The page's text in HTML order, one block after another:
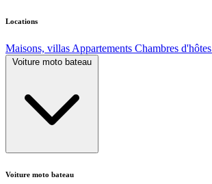
Locations
Maisons, villas Appartements Chambres d'hôtes
Voiture moto bateau
Voiture moto bateau